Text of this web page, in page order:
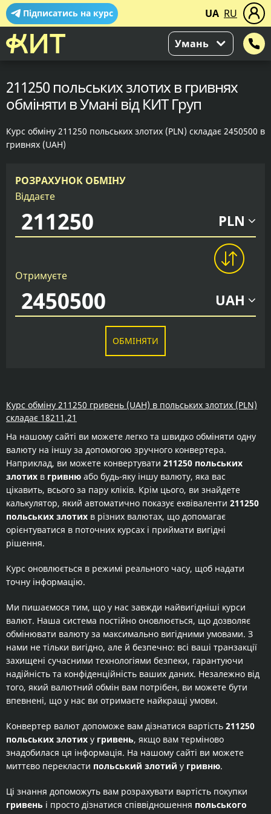
Підписатись на курс UA RU
Умань
211250 польських злотих в гривнях
обміняти в Умані від КИТ Груп
Курс обміну 211250 польських злотих (PLN) складає 2450500 в
гривнях (UAH)
РОЗРАХУНОК ОБМІНУ
Віддаєте
PLN
Отримуєте
UAH
ОБМІНЯТИ
Курс обміну 211250 гривень (UAH) в польських злотих (PLN)
складає 18211,21
На нашому сайті ви можете легко та швидко обміняти одну
валюту на іншу за допомогою зручного конвертера.
Наприклад, ви можете конвертувати 211250 польських
злотих в гривню або будь-яку іншу валюту, яка вас
цікавить, всього за пару кліків. Крім цього, ви знайдете
калькулятор, який автоматично показує еквіваленти 211250
польських злотих в різних валютах, що допомагає
орієнтуватися в поточних курсах і приймати вигідні
рішення.
Курс оновлюється в режимі реального часу, щоб надати
точну інформацію.
Ми пишаємося тим, що у нас завжди найвигідніші курси
валют. Наша система постійно оновлюється, що дозволяє
обмінювати валюту за максимально вигідними умовами. З
нами не тільки вигідно, але й безпечно: всі ваші транзакції
захищені сучасними технологіями безпеки, гарантуючи
надійність та конфіденційність ваших даних. Незалежно від
того, який валютний обмін вам потрібен, ви можете бути
впевнені, що у нас ви отримаєте найкращі умови.
Конвертер валют допоможе вам дізнатися вартість 211250
польських злотих у гривень, якщо вам терміново
знадобилася ця інформація. На нашому сайті ви можете
миттєво перекласти польський злотий у гривню.
Ці знання допоможуть вам розрахувати вартість покупки
гривень і просто дізнатися співвідношення польського